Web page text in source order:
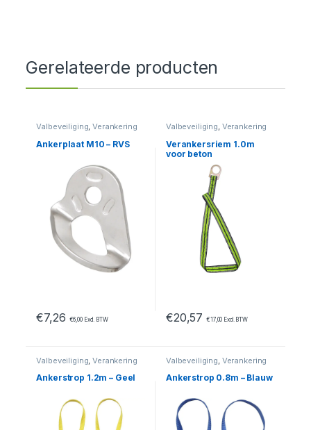
Gerelateerde producten
Valbeveiliging,Verankering
Ankerplaat M10 – RVS
€7,26 €6,00Excl. BTW
Valbeveiliging, Verankering
Verankersriem 1.0m
voor beton
€20,57 €17,00 Excl. BTW
Valbeveiliging ,Verankering
Ankerstrop 1.2m – Geel
Valbeveiliging Verankering
Ankerstrop 0.8m – Blauw